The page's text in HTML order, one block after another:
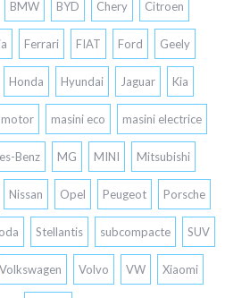
BMW BYD Chery Citroen
Ferrari FIAT Ford Geely
Honda Hyundai Jaguar Kia
masini eco masini electrice
Benz MG MINI Mitsubishi
Nissan Opel Peugeot Porsche
Stellantis subcompacte SUV
Volkswagen Volvo VW Xiaomi